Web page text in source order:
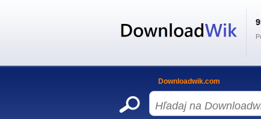
Downloadwik.com